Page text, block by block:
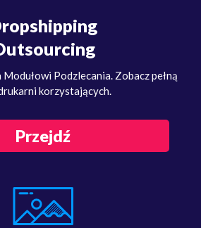
Podzlecania. Zobacz pełną
korzystających.
Przejdź